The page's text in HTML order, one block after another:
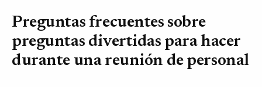
Preguntas frecuentes sobre
preguntas divertidas para hacer
durante una reunión de personal